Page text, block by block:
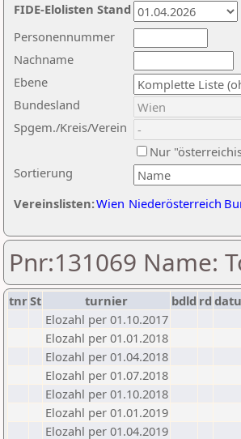
Nachname
Ebene
Sortierung
Personennummer
Bundesland
Spgem./Kreis/Verein
Nur
Vereinslisten:Wien Niederösterreich
FIDE-Elolisten Stand
Pnr:131069 Name:
tnrSt turnier bdld rd
Elozahl per 01.10.2017
Elozahl per 01.01.2018
Elozahl per 01.04.2018
Elozahl per 01.07.2018
Elozahl per 01.10.2018
Elozahl per 01.01.2019
Elozahl per 01.04.2019